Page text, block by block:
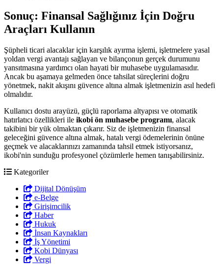
Sonuç: Finansal Sağlığınız İçin Doğru
Araçları Kullanın
Şüpheli ticari alacaklar için karşılık ayırma işlemi, işletmelere yasal
yoldan vergi avantajı sağlayan ve bilançonun gerçek durumunu
yansıtmasına yardımcı olan hayati bir muhasebe uygulamasıdır.
Ancak bu aşamaya gelmeden önce tahsilat süreçlerini doğru
yönetmek, nakit akışını güvence altına almak işletmenizin asıl hedefi
olmalıdır.
Kullanıcı dostu arayüzü, güçlü raporlama altyapısı ve otomatik
hatırlatıcı özellikleri ile ikobi ön muhasebe programı, alacak
takibini bir yük olmaktan çıkarır. Siz de işletmenizin finansal
geleceğini güvence altına almak, hatalı vergi ödemelerinin önüne
geçmek ve alacaklarınızı zamanında tahsil etmek istiyorsanız,
ikobi'nin sunduğu profesyonel çözümlerle hemen tanışabilirsiniz.
Kategoriler
Dijital Dönüşüm
e-Belge
Girişimcilik
Haber
Hukuk
İnsan Kaynakları
İş Yönetimi
Kobi Dünyası
Vergi